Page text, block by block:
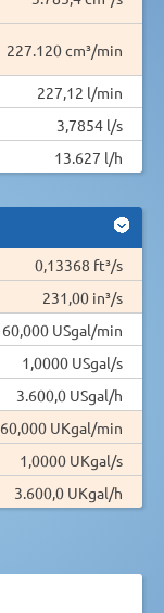
227.120 cm³/min
227,12 l/min
3,7854 l/s
13.627 l/h
0,13368 ft³/s
231,00 in³/s
60,000 USgal/min
1,0000 USgal/s
3.600,0 USgal/h
60,000 UKgal/min
1,0000 UKgal/s
3.600,0 UKgal/h